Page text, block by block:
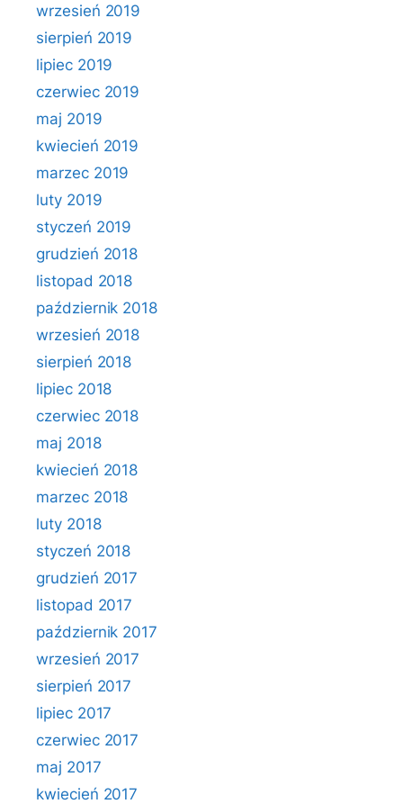
wrzesień 2019
sierpień 2019
lipiec 2019
czerwiec 2019
maj 2019
kwiecień 2019
marzec 2019
luty 2019
styczeń 2019
grudzień 2018
listopad 2018
październik 2018
wrzesień 2018
sierpień 2018
lipiec 2018
czerwiec 2018
maj 2018
kwiecień 2018
marzec 2018
luty 2018
styczeń 2018
grudzień 2017
listopad 2017
październik 2017
wrzesień 2017
sierpień 2017
lipiec 2017
czerwiec 2017
maj 2017
kwiecień 2017